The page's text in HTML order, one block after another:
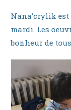
Nana’crylik
mardi. Les
bonheur de